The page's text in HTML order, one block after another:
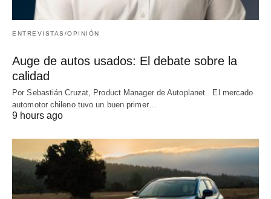
ENTREVISTAS/OPINIÓN
Auge de autos usados: El debate sobre la
calidad
Por Sebastián Cruzat, Product Manager de Autoplanet. El mercado
automotor chileno tuvo un buen primer…
9 hours ago